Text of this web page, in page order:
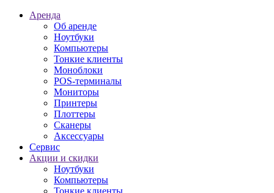
Аренда
Об аренде
Ноутбуки
Компьютеры
Тонкие клиенты
Моноблоки
POS-терминалы
Мониторы
Принтеры
Плоттеры
Сканеры
Аксессуары
Сервис
Акции и скидки
Ноутбуки
Компьютеры
Тонкие клиенты